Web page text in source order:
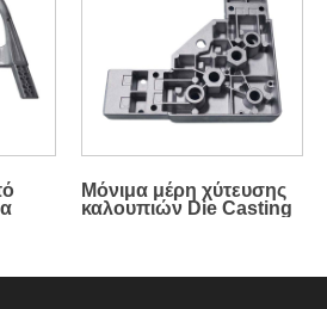
Μόνιμα μέρη χύτευσης
καλουπιών Die Casting